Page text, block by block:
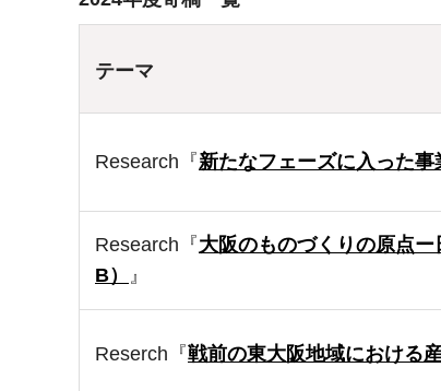
テーマ
Research『新たなフェーズに入った事
Research『大阪のものづくりの原点
B）
』
Reserch『戦前の東大阪地域における